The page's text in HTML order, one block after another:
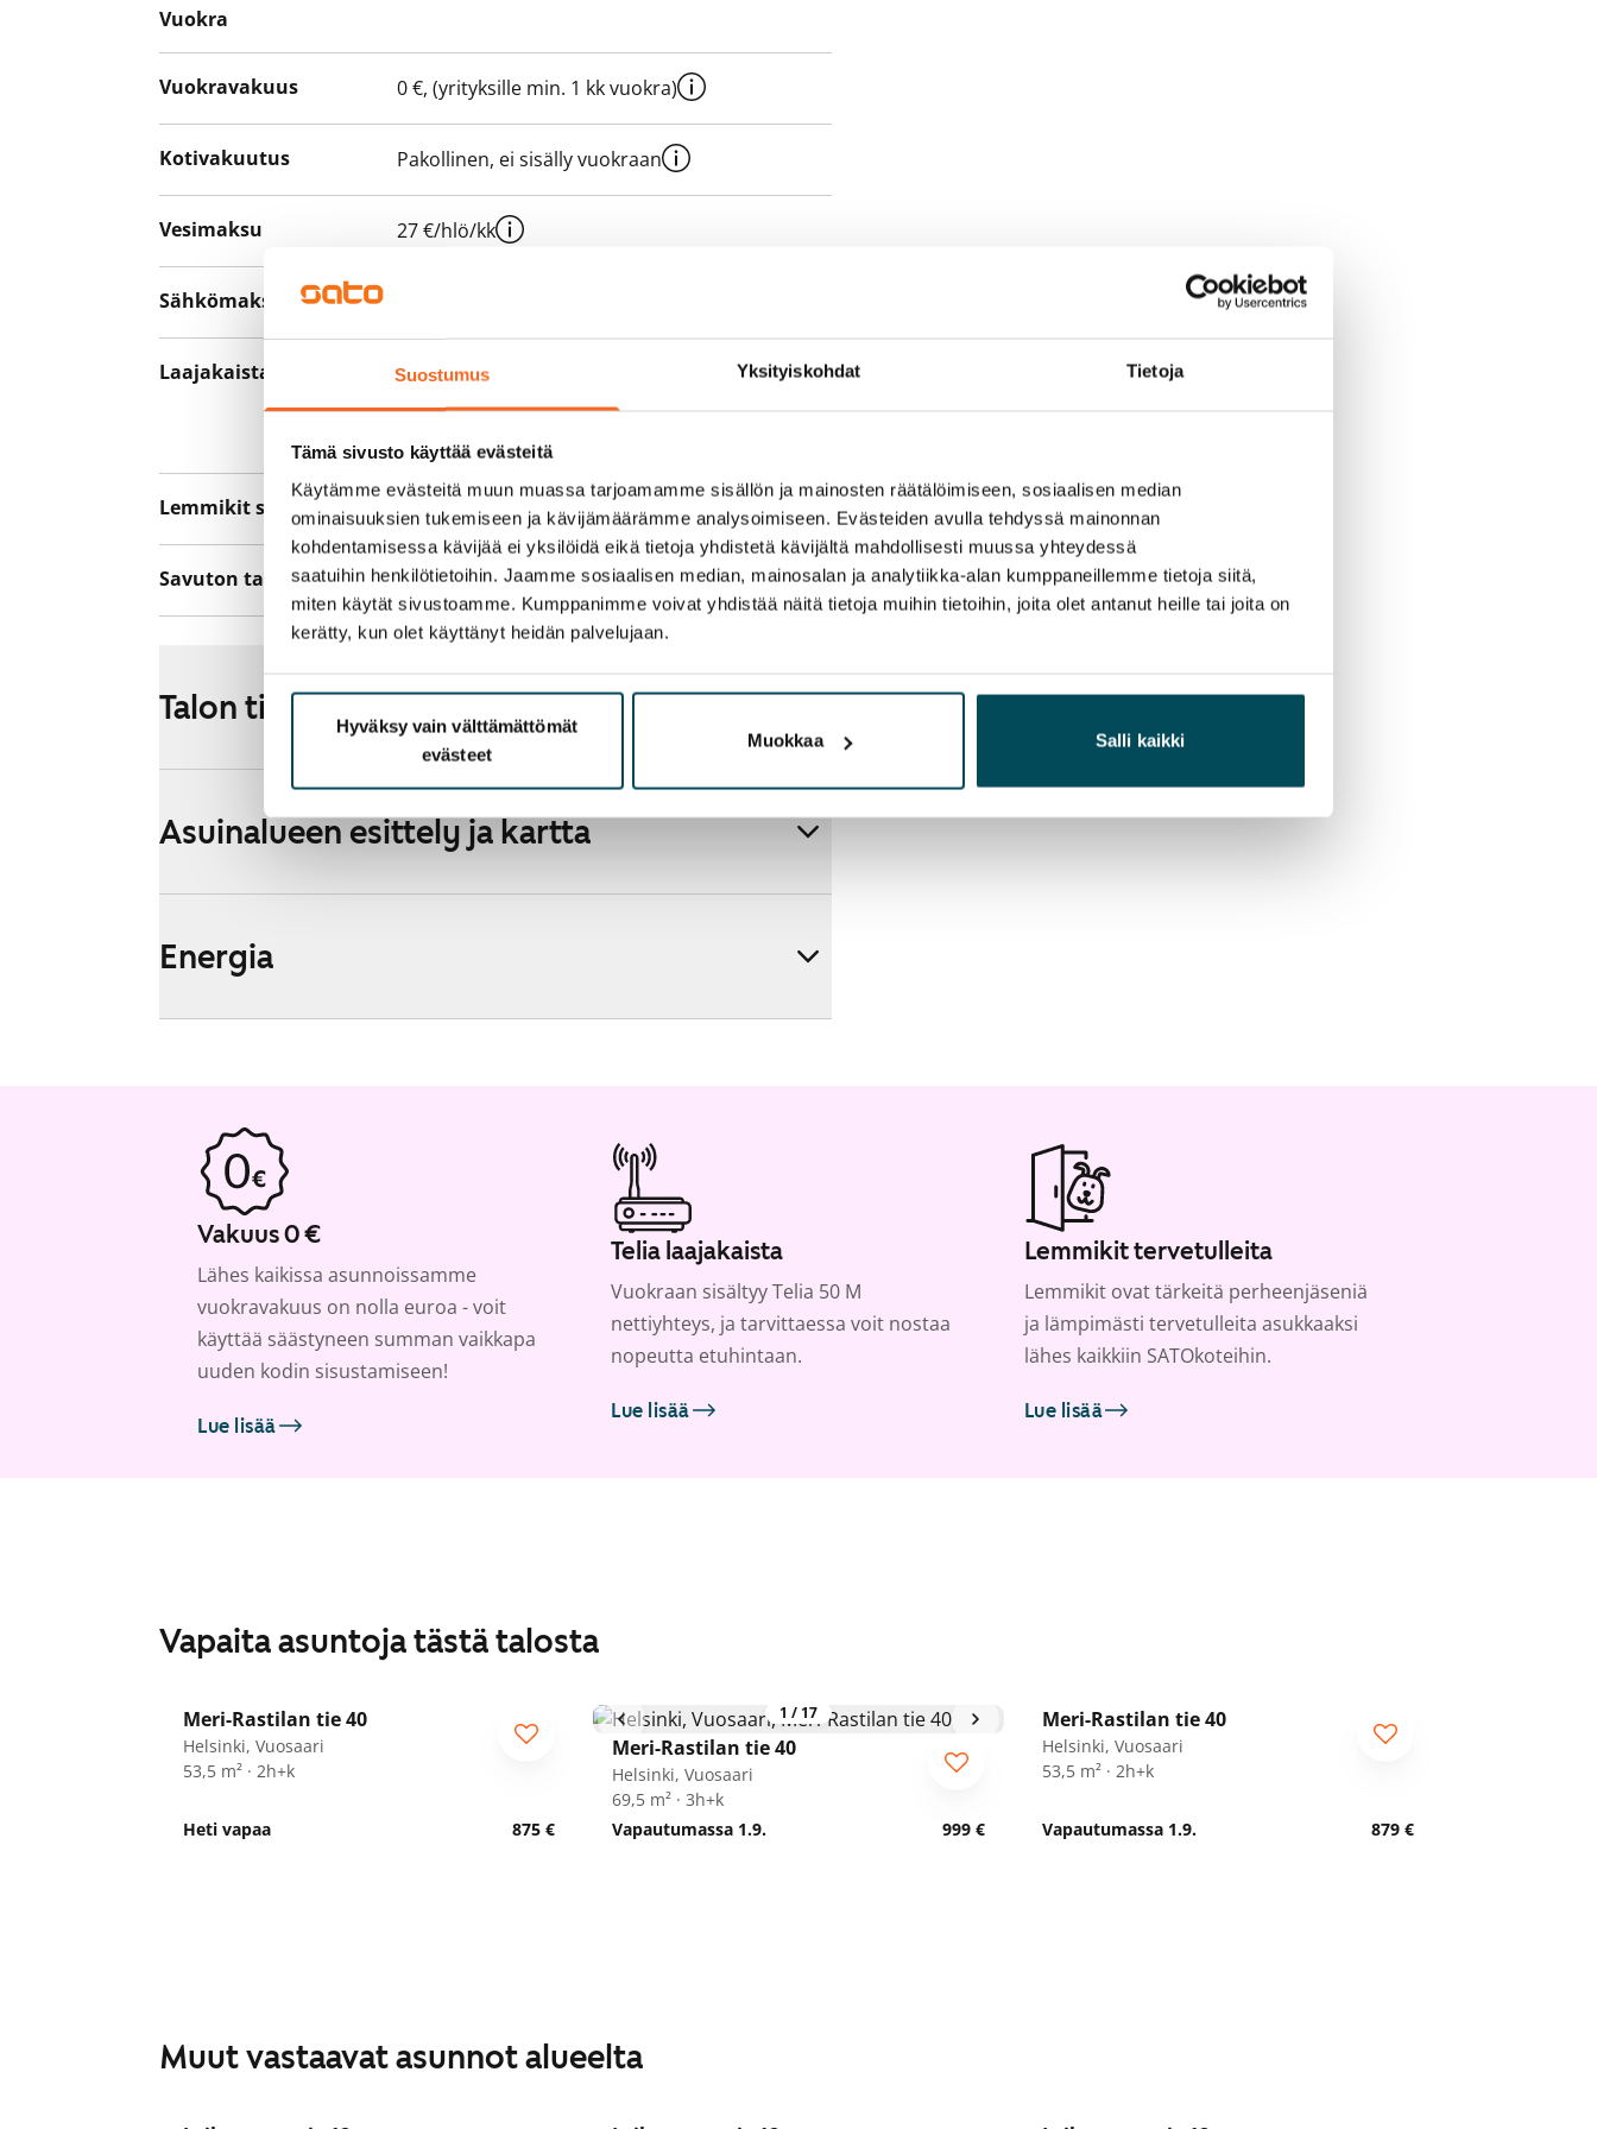
Suostumus Yksityiskohdat Tietoja
Tämä sivusto käyttää evästeitä
Käytämme evästeitä muun muassa tarjoamamme sisällön ja mainosten räätälöimiseen, sosiaalisen median
ominaisuuksien tukemiseen ja kävijämäärämme analysoimiseen. Evästeiden avulla tehdyssä mainonnan
kohdentamisessa kävijää ei yksilöidä eikä tietoja yhdistetä kävijältä mahdollisesti muussa yhteydessä
saatuihin henkilötietoihin. Jaamme sosiaalisen median, mainosalan ja analytiikka-alan kumppaneillemme tietoja siitä,
miten käytät sivustoamme. Kumppanimme voivat yhdistää näitä tietoja muihin tietoihin, joita olet antanut heille tai joita on
kerätty, kun olet käyttänyt heidän palvelujaan.
Hyväksy vain välttämättömät
evästeet
Muokkaa Salli kaikki
Vuokra
Vuokravakuus 0 €, (yrityksille min. 1 kk vuokra)
Kotivakuutus Pakollinen, ei sisälly vuokraan
Vesimaksu 27 €/hlö/kk
Sähkömaksu
Laajakaista
Vuokraan sisältyy 50 M laajakaistaliittymä. Voit
hankkia lisänopeutta etuhintaan ottamalla
Lemmikit sallittu Kyllä
Savuton talo Ei
Talon tiedot
Asuinalueen esittely ja kartta
Energia
Vakuus 0 €
Lähes kaikissa asunnoissamme
vuokravakuus on nolla euroa - voit
käyttää säästyneen summan vaikkapa
uuden kodin sisustamiseen!
Lue lisää
Telia laajakaista
Vuokraan sisältyy Telia 50 M
nettiyhteys, ja tarvittaessa voit nostaa
nopeutta etuhintaan.
Lue lisää
Lemmikit tervetulleita
Lemmikit ovat tärkeitä perheenjäseniä
ja lämpimästi tervetulleita asukkaaksi
lähes kaikkiin SATOkoteihin.
Lue lisää
Vapaita asuntoja tästä talosta
Meri-Rastilan tie 40
Helsinki, Vuosaari
53,5 m² · 2h+k
Heti vapaa 875 €
1 / 17
Meri-Rastilan tie 40
Helsinki, Vuosaari
69,5 m² · 3h+k
Vapautumassa 1.9.
999 €
Meri-Rastilan tie 40
Helsinki, Vuosaari
53,5 m² · 2h+k
Vapautumassa 1.9. 879 €
Muut vastaavat asunnot alueelta